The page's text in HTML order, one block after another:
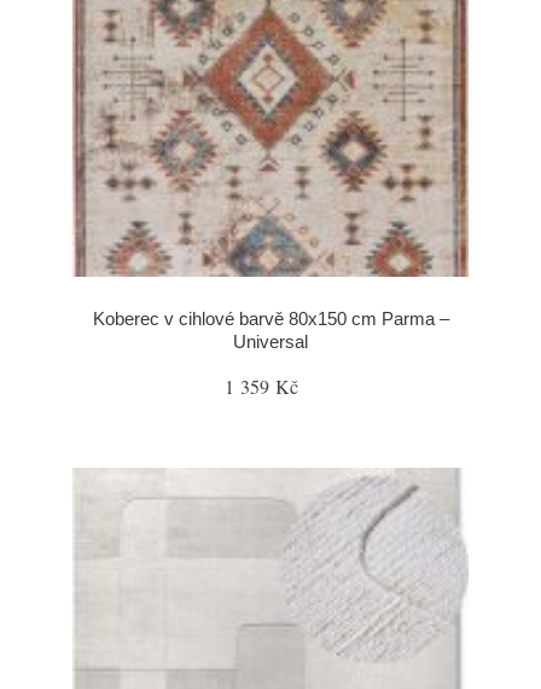
Koberec v cihlové barvě 80x150 cm Parma –
Universal
1 359 Kč